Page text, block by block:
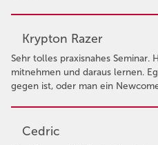
Krypton Razer
Sehr tolles praxisnahes Seminar.
mitnehmen und daraus lernen.
gegen ist, oder man ein
Cedric